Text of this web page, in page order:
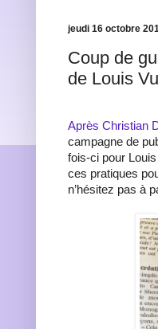
jeudi 16 octobre
Coup de
de Louis
Après Christian
campagne de
fois-ci pour
ces pratiques
n’hésitez pas à